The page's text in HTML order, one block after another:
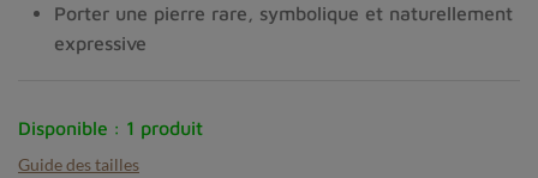
Porter une pierre rare, symbolique et naturellement
expressive
Disponible : 1 produit
Guide des tailles